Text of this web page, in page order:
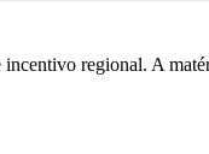
regional. A